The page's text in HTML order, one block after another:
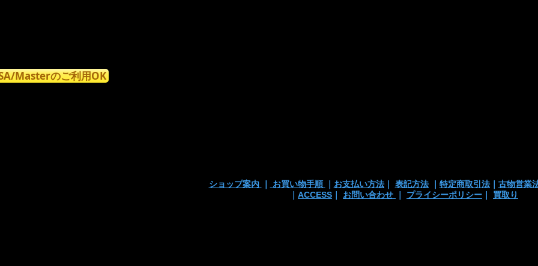
Masterのご利用OK
ショップ案内 お買い物手順 お支払い方法｜ 表記方法｜ 特定商取引法｜ 古物営業
ACCESS お問い合わせ プライシーポリシー 買取り